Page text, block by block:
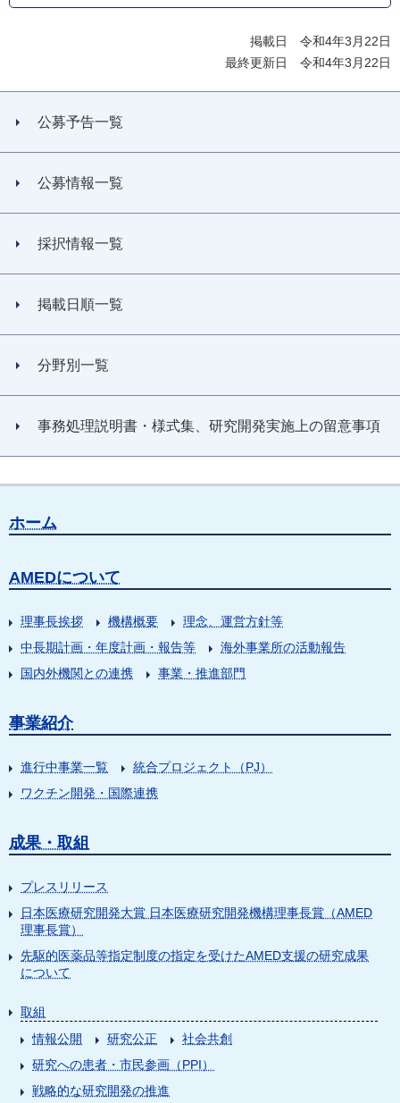
掲載日 令和4年3月22日
最終更新日 令和4年3月22日
公募予告一覧
公募情報一覧
採択情報一覧
掲載日順一覧
分野別一覧
事務処理説明書・様式集、研究開発実施上の留意事項
ホーム
AMEDについて
理事長挨拶 機構概要
理念、運営方針等
中長期計画・年度計画・報告等
海外事業所の活動報告
国内外機関との連携
事業・推進部門
事業紹介
進行中事業一覧
統合プロジェクト（PJ）
ワクチン開発・国際連携
成果・取組
プレスリリース
日本医療研究開発大賞 日本医療研究開発機構理事長賞（AMED
理事長賞）
先駆的医薬品等指定制度の指定を受けたAMED支援の研究成果
について
取組
情報公開
研究公正
社会共創
研究への患者・市民参画（PPI）
戦略的な研究開発の推進